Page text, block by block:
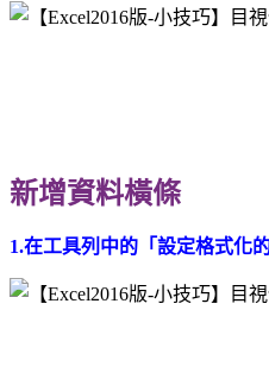
新增資料橫條
1.在工具列中的「設定格式化